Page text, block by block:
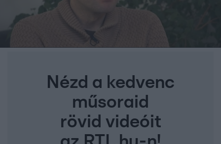
Nézd a kedvenc
műsoraid
rövid videóit